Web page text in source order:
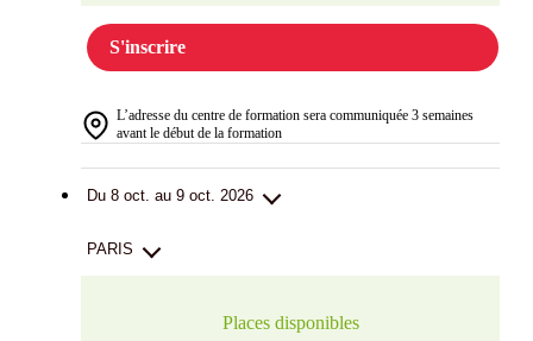
S'inscrire
L’adresse du centre de formation sera communiquée 3 semaines
avant le début de la formation
Du 8 oct. au 9 oct. 2026
PARIS
Places disponibles